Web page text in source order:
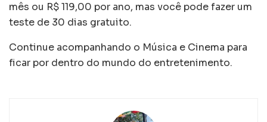
mês ou R$ 119,00 por ano, mas você pode fazer um
teste de 30 dias gratuito.
Continue acompanhando o Música e Cinema para
ficar por dentro do mundo do entretenimento.